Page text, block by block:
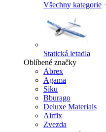
Všechny kategorie
Statická letadla
Oblíbené značky
Abrex
Agama
Siku
Bburago
Deluxe Materials
Airfix
Zvezda